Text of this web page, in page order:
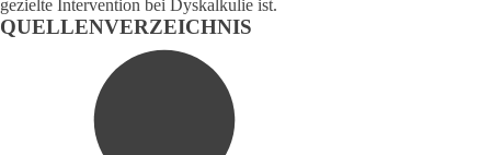
gezielte Intervention bei Dyskalkulie ist.
QUELLENVERZEICHNIS